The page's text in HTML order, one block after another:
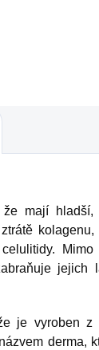
že mají
jejich
je vyroben z
derma,